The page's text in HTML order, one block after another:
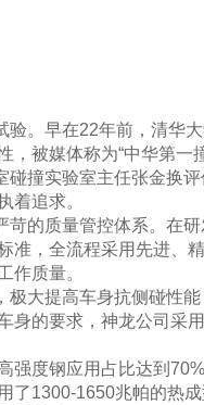
验。早在22年前，清华
被媒体称为“中华第一撞
撞实验室主任张金换
着追求。
的质量管控体系。在
准，全流程采用先进、
作质量。
极大提高车身抗侧碰性
身的要求，神龙公司采
强度钢应用占比达到
了1300-1650兆帕的热